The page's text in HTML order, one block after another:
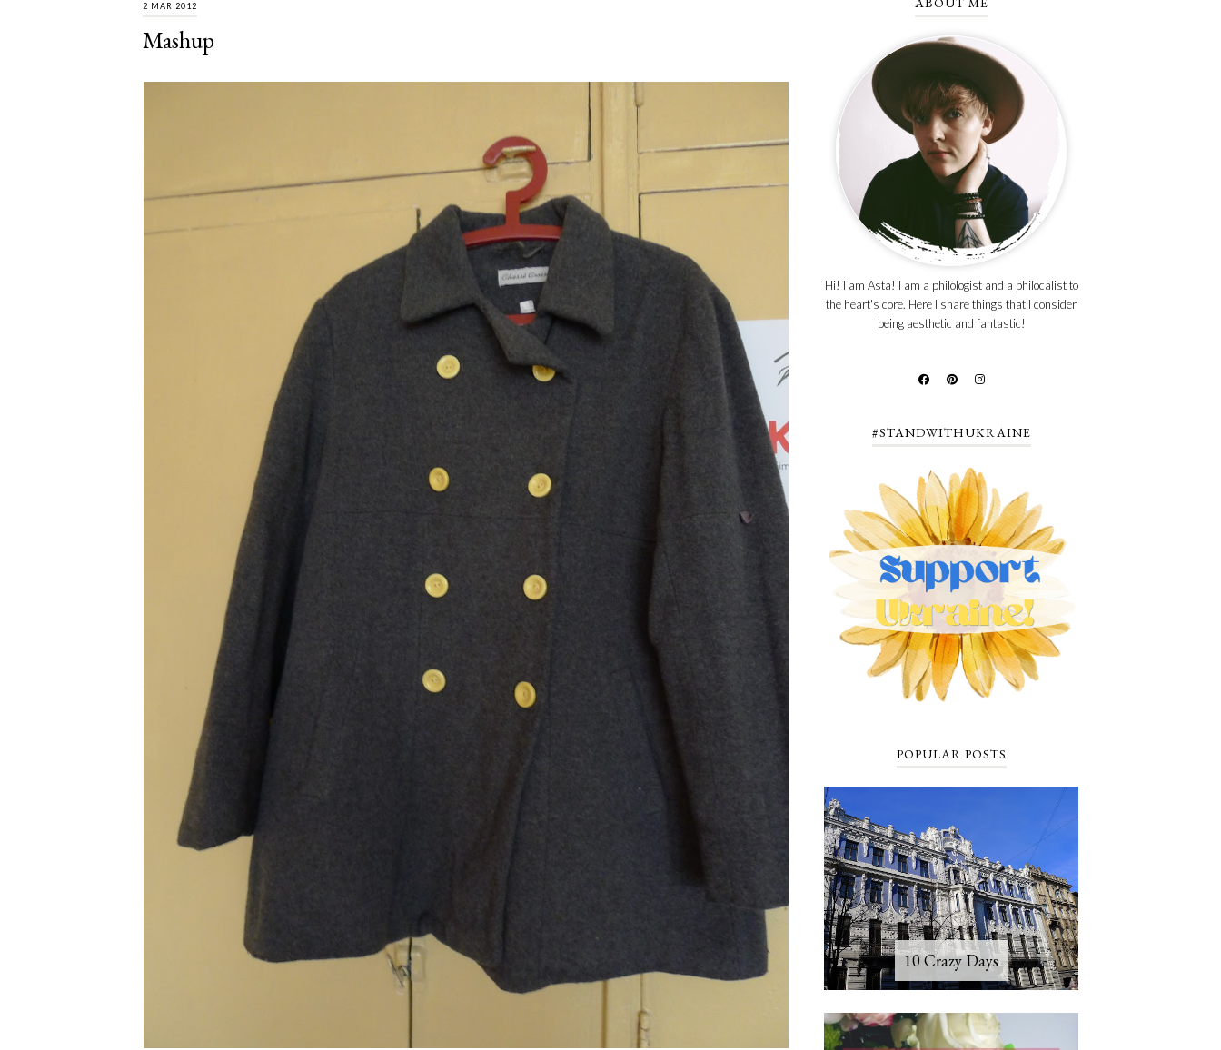
2 MAR 2012
Mashup
Hi! I am Asta! I am a philologist and a philocalist to
the heart's core. Here I share things that I consider
being aesthetic and fantastic!
#STANDWITHUKRAINE
POPULAR POSTS
10 Crazy Days